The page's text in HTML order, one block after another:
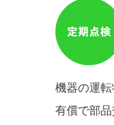
機器の運転
有償で部